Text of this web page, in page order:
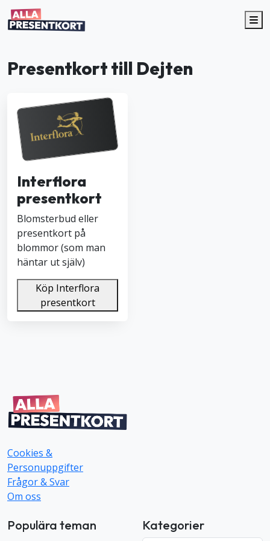
Presentkort till Dejten
Interflora
presentkort
Blomsterbud eller
presentkort på
blommor (som man
häntar ut själv)
Köp Interflora
presentkort
Cookies &
Personuppgifter
Frågor & Svar
Om oss
Populära teman Kategorier